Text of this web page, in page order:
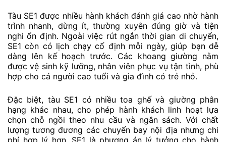
Tàu SE1 được nhiều hành khách đánh giá cao nhờ hành
trình nhanh, dừng ít, thường xuyên đúng giờ và tiện
nghi ổn định. Ngoài việc rút ngắn thời gian di chuyển,
SE1 còn có lịch chạy cố định mỗi ngày, giúp bạn dễ
dàng lên kế hoạch trước. Các khoang giường nằm
được vệ sinh kỹ lưỡng, nhân viên phục vụ tận tình, phù
hợp cho cả người cao tuổi và gia đình có trẻ nhỏ.
Đặc biệt, tàu SE1 có nhiều toa ghế và giường phân
hạng khác nhau, cho phép hành khách linh hoạt lựa
chọn chỗ ngồi theo nhu cầu và ngân sách. Với chất
lượng tương đương các chuyến bay nội địa nhưng chi
phí hợp lý hơn, SE1 là phương án lý tưởng cho hành